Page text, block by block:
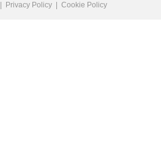
Privacy Policy Cookie Policy